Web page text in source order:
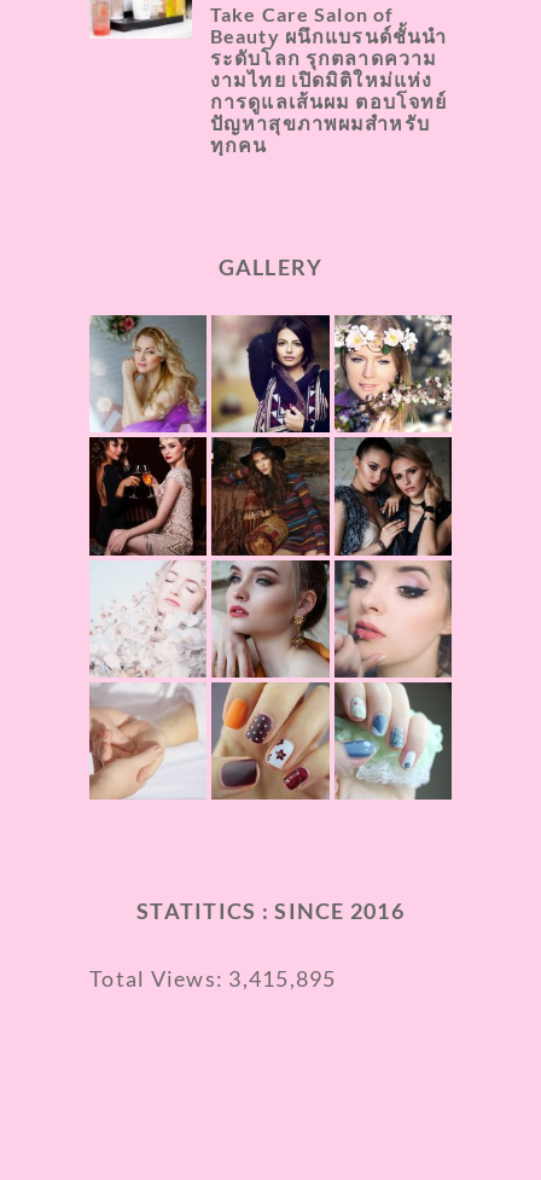
Take Care Salon of
Beauty ผนึกแบรนด์ชั้นนำ
ระดับโลก รุกตลาดความ
งามไทย เปิดมิติใหม่แห่ง
การดูแลเส้นผม ตอบโจทย์
ปัญหาสุขภาพผมสำหรับ
ทุกคน
GALLERY
STATITICS : SINCE 2016
Total Views: 3,415,895